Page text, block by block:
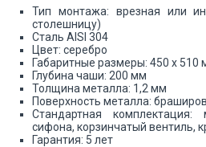
Тип монтажа: врезная или
столешницу)
Сталь AISI 304
Цвет: серебро
Габаритные размеры: 450 х 510
Глубина чаши: 200 мм
Толщина металла: 1,2 мм
Поверхность металла:
Стандартная
сифона, корзинчатый вентиль,
Гарантия: 5 лет